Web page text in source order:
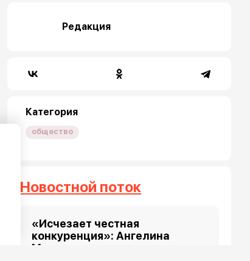
Редакция
Категория
общество
Новостной поток
«Исчезает честная
конкуренция»: Ангелина
Мельникова назвала причину